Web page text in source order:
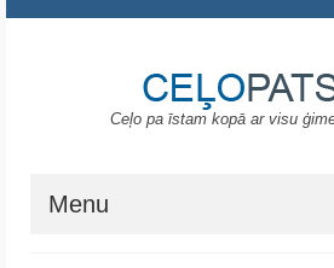
Ceļo pa īstam kopā ar visu
Menu